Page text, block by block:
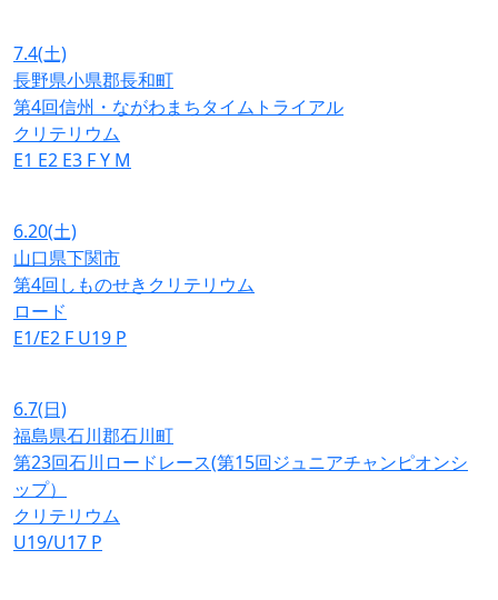
7.4(土)
長野県小県郡長和町
第4回信州・ながわまちタイムトライアル
クリテリウム
E1 E2 E3 FY M
6.20(土)
山口県下関市
第4回しものせきクリテリウム
ロード
E1/E2 F U19 P
6.7(日)
福島県石川郡石川町
第23回石川ロードレース(第15回ジュニアチャンピオンシ
ップ）
クリテリウム
U19/U17 P